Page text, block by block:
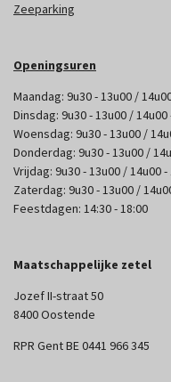
Zeeparking
Openingsuren
Maandag: 9u30 - 13u00 /
Dinsdag: 9u30 - 13u00 / 14u00
Woensdag: 9u30 - 13u00 /
Donderdag: 9u30 - 13u00 /
Vrijdag: 9u30 - 13u00 / 14u00 -
Zaterdag: 9u30 - 13u00 /
Feestdagen: 14:30 - 18:00
Maatschappelijke zetel
Jozef II-straat 50
8400 Oostende
RPR Gent BE 0441 966 345